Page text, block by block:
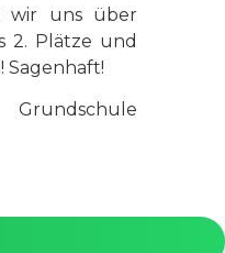
wir uns über
2. Plätze und
Sagenhaft!